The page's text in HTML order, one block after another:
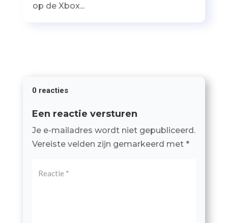
op de Xbox...
0 reacties
Een reactie versturen
Je e-mailadres wordt niet gepubliceerd.
Vereiste velden zijn gemarkeerd met *